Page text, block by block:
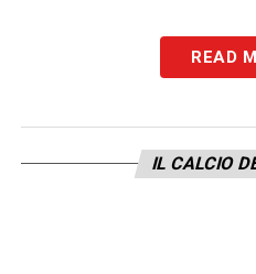
READ
IL CALCIO